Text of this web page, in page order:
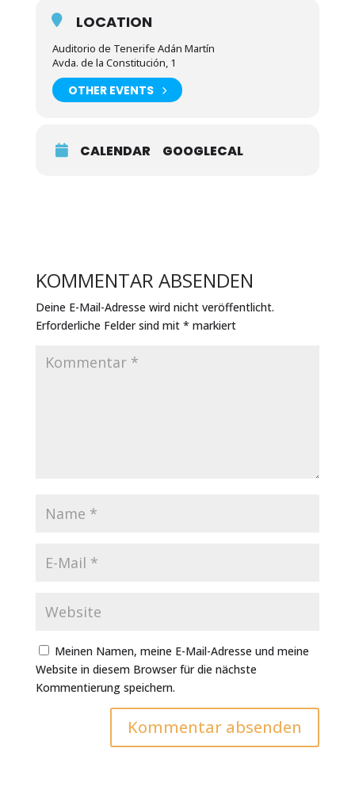
LOCATION
Auditorio de Tenerife Adán Martín
Avda. de la Constitución, 1
OTHER EVENTS
CALENDAR GOOGLECAL
KOMMENTAR ABSENDEN
Deine E-Mail-Adresse wird nicht veröffentlicht.
Erforderliche Felder sind mit * markiert
Meinen Namen, meine E-Mail-Adresse und meine
Website in diesem Browser für die nächste
Kommentierung speichern.